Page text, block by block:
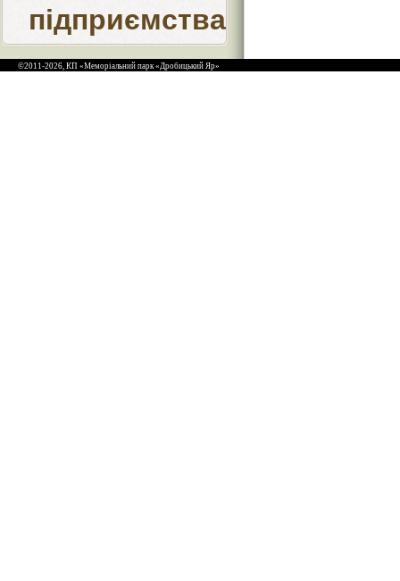
підприємства
©2011-2026, КП «Меморіальний парк «Дробицький Яр»